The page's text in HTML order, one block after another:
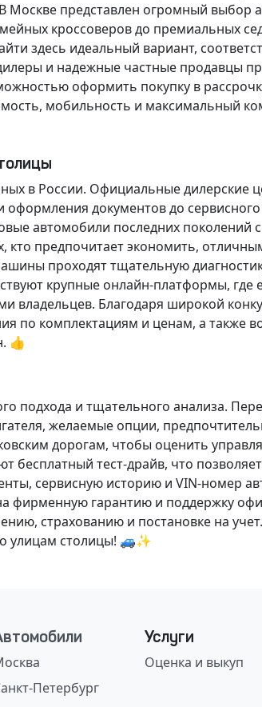
Москве представлен огромный выбор
кроссоверов до премиальных
здесь идеальный вариант,
и надежные частные продавцы
оформить покупку в
мобильность и максимальный
в России. Официальные дилерские
документов до
автомобили последних поколений
предпочитает экономить,
проходят тщательную
крупные онлайн-платформы, где
владельцев. Благодаря широкой
по комплектациям и ценам, а также
👍
подхода и тщательного анализа.
желаемые опции,
дорогам, чтобы оценить
бесплатный тест-драйв, что
сервисную историю и VIN-номер
фирменную гарантию и поддержку
страхованию и постановке на учет.
улицам столицы! 🚙✨
Петербург
Услуги
Оценка и выкуп